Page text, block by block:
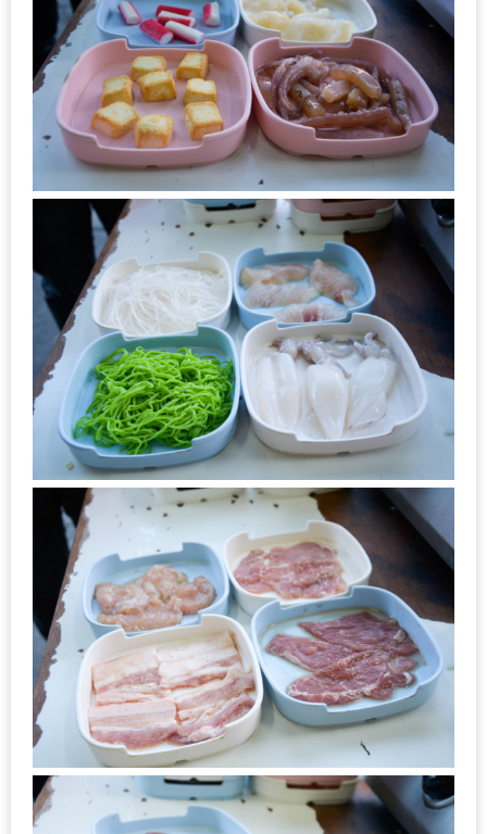
เอง?
SHOP
TOP
10
รีวิว
ร้าน
อาหาร
ที่
เข้า
ชม
มาก
ที่สุด
ประจำ
ปี
กิจกรรม
ชิง
รางวัล
กับ
สมาชิก
ENEWS
น้า
อ้วน
ชวน
หิว